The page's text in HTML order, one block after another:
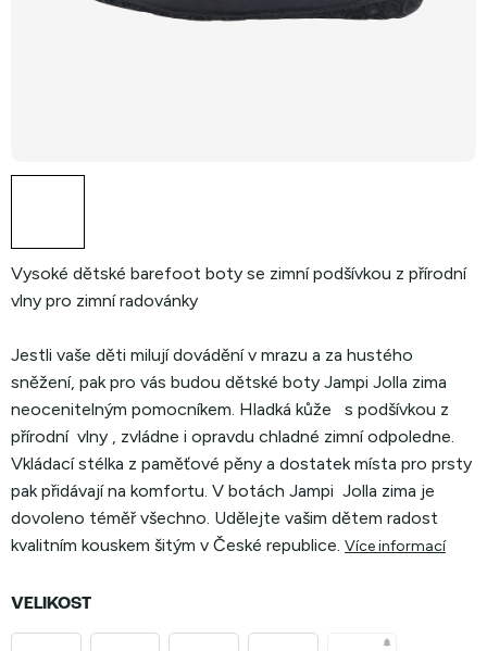
Vysoké dětské barefoot boty se zimní podšívkou z přírodní
vlny pro zimní radovánky
Jestli vaše děti milují dovádění v mrazu a za hustého
sněžení, pak pro vás budou dětské boty Jampi Jolla zima
neocenitelným pomocníkem. Hladká kůže s podšívkou z
přírodní vlny , zvládne i opravdu chladné zimní odpoledne.
Vkládací stélka z paměťové pěny a dostatek místa pro prsty
pak přidávají na komfortu. V botách Jampi Jolla zima je
dovoleno téměř všechno. Udělejte vašim dětem radost
kvalitním kouskem šitým v České republice. Více informací
VELIKOST